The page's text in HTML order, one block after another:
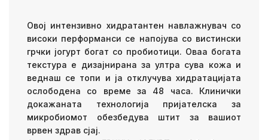
Овој интензивно хидратантен навлажнувач со
високи перформанси се напојува со вистински
грчки јогурт богат со пробиотици. Оваа богата
текстура е дизајнирана за ултра сува кожа и
веднаш се топи и ја отклучува хидратацијата
ослободена со време за 48 часа. Клинички
докажаната технологија пријателска за
микробиомот обезбедува штит за вашиот
врвен здрав сјај.